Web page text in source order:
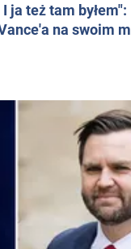
ja też tam
na swoim